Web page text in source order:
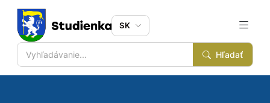
Hľadať
SK